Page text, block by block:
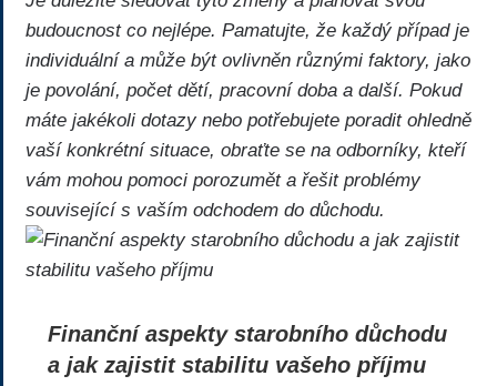
budoucnost co nejlépe. Pamatujte, že každý případ je
individuální a může být ovlivněn různými faktory, jako
je povolání, počet dětí, pracovní doba a další. Pokud
máte jakékoli dotazy nebo potřebujete poradit ohledně
vaší konkrétní situace, obraťte se na odborníky, kteří
vám mohou pomoci porozumět a řešit problémy
související s vaším odchodem do důchodu.
Finanční aspekty starobního důchodu
a jak zajistit stabilitu vašeho příjmu